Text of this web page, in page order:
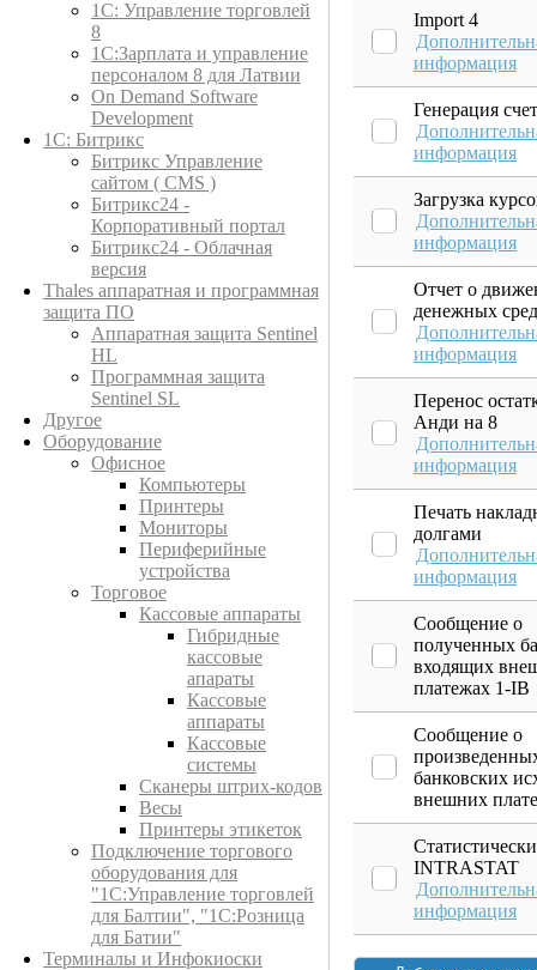
1C: Управление торговлей
8
1С:Зарплата и управление
персоналом 8 для Латвии
On Demand Software
Development
1С: Битрикс
Битрикс Управление
сайтом ( CMS )
Битрикс24 -
Корпоративный портал
Битрикс24 - Облачная
версия
Thales аппаратная и программная
защита ПО
Аппаратная защита Sentinel
HL
Программная защита
Sentinel SL
Другое
Оборудование
Офисное
Компьютеры
Принтеры
Мониторы
Периферийные
устройства
Торговое
Кассовые аппараты
Гибридные
кассовые
апараты
Кассовые
аппараты
Кассовые
системы
Сканеры штрих-кодов
Весы
Принтеры этикеток
Подключение торгового
оборудования для
"1С:Управление торговлей
для Балтии", "1С:Розница
для Батии"
Терминалы и Инфокиоски
Import 4
информация
Генерация
информация
Загрузка
информация
Отчет о
денежных
информация
Перенос
Анди на 8
информация
Печать
долгами
информация
Сообщение о
полученных
входящих
платежах 1-IB
Сообщение о
банковских
внешних
INTRASTAT
информация